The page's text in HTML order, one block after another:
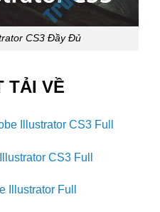
CS3 Đầy Đủ
TẢI VỀ
Illustrator CS3 Full
CS3 Full
Illustrator Full